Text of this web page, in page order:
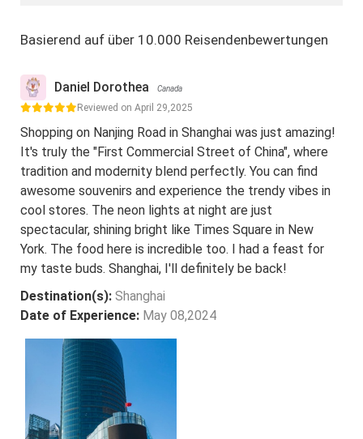
Basierend auf über 10.000 Reisendenbewertungen
Daniel Dorothea Canada
Reviewed on April 29,2025
Shopping on Nanjing Road in Shanghai was just amazing!
It's truly the "First Commercial Street of China", where
tradition and modernity blend perfectly. You can find
awesome souvenirs and experience the trendy vibes in
cool stores. The neon lights at night are just
spectacular, shining bright like Times Square in New
York. The food here is incredible too. I had a feast for
my taste buds. Shanghai, I'll definitely be back!
Destination(s): Shanghai
Date of Experience: May 08,2024